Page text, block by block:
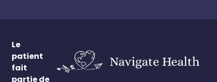
Le
patient
fait
partie de